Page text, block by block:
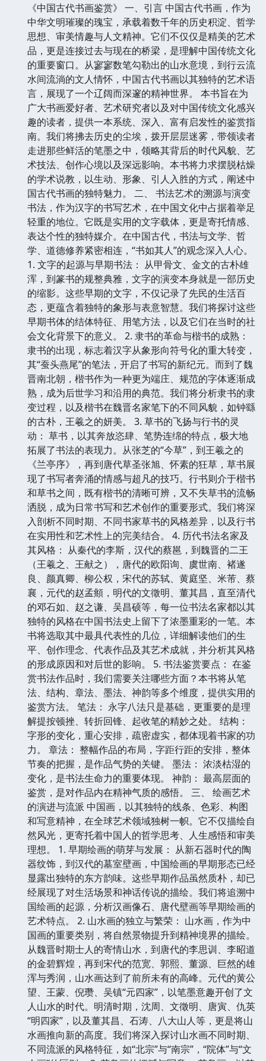
《中国古代书画鉴赏》 一、引言 中国古代书画，作为
中华文明璀璨的瑰宝，承载着数千年的历史积淀、哲学
思想、审美情趣与人文精神。它们不仅仅是精美的艺术
品，更是连接过去与现在的桥梁，是理解中国传统文化
的重要窗口。从寥寥数笔勾勒出的山水意境，到行云流
水间流淌的文人情怀，中国古代书画以其独特的艺术语
言，展现了一个辽阔而深邃的精神世界。 本书旨在为
广大书画爱好者、艺术研究者以及对中国传统文化感兴
趣的读者，提供一本系统、深入、富有启发性的鉴赏指
南。我们将拂去历史的尘埃，拨开层层迷雾，带领读者
走进那些鲜活的笔墨之中，领略其背后的时代风貌、艺
术技法、创作心境以及深远影响。本书将力求摆脱枯燥
的学术说教，以生动、形象、引人入胜的方式，阐述中
国古代书画的独特魅力。 二、 书法艺术的溯源与演变
书法，作为汉字的书写艺术，在中国文化中占据着举足
轻重的地位。它既是实用的文字载体，更是寄托情感、
表达个性的独特媒介。在中国古代，书法与文学、哲
学、道德修养紧密相连，“书如其人”的观念深入人心。
1. 文字的起源与早期书法： 从甲骨文、金文的古朴雄
浑，到篆书的规整典雅，文字的演变本身就是一部历史
的缩影。这些早期的文字，不仅记录了先民的生活百
态，更蕴含着独特的象形与表意智慧。我们将探讨这些
早期书体的结体特征、用笔方法，以及它们在当时的社
会文化背景下的意义。 2. 隶书的革命与楷书的成熟：
隶书的出现，标志着汉字从象形向符号化的重大转变，
其“蚕头燕尾”的笔法，开启了书写的新纪元。而到了魏
晋南北朝，楷书作为一种更为端庄、规范的字体逐渐成
熟，成为后世学习和沿用的典范。我们将分析隶书的隶
变过程，以及楷书在魏晋名家笔下的不同风貌，如钟繇
的古朴，王羲之的妍美。 3. 草书的飞扬与行书的灵
动： 草书，以其奔放恣肆、笔势连绵的特点，极大地
拓展了书法的表现力。从张芝的“今草”，到王羲之的
《兰亭序》，再到唐代草圣张旭、怀素的狂草，草书展
现了书写者奔涌的情感与超凡的技巧。行书则介于楷书
和草书之间，既有楷书的清晰可辨，又不失草书的流畅
洒脱，成为日常书写和艺术创作的重要形式。我们将深
入剖析不同时期、不同书家草书的风格差异，以及行书
在实用性和艺术性上的完美结合。 4. 历代书法名家及
其风格： 从秦代的李斯，汉代的蔡邕，到魏晋的二王
（王羲之、王献之），唐代的欧阳询、虞世南、褚遂
良、颜真卿、柳公权，宋代的苏轼、黄庭坚、米芾、蔡
襄，元代的赵孟頫，明代的文徵明、董其昌，直至清代
的邓石如、赵之谦、吴昌硕等，每一位书法名家都以其
独特的风格在中国书法史上留下了浓墨重彩的一笔。本
书将选取其中最具代表性的几位，详细解读他们的生
平、创作理念、代表作品及其艺术成就，并分析其风格
的形成原因和对后世的影响。 5. 书法鉴赏要点： 在鉴
赏书法作品时，我们需要关注哪些方面？本书将从笔
法、结构、章法、墨法、神韵等多个维度，提供实用的
鉴赏方法。 笔法： 永字八法只是基础，更重要的是理
解提按顿挫、转折回锋、起收笔的精妙之处。 结构：
字形的变化，重心安排，疏密虚实，都体现着书家的功
力。 章法： 整幅作品的布局，字距行距的安排，整体
节奏的把握，是作品气势的关键。 墨法： 浓淡枯湿的
变化，是书法生命力的重要体现。 神韵： 最高层面的
鉴赏，是对作品内在精神气质的感悟。 三、 绘画艺术
的演进与流派 中国画，以其独特的线条、色彩、构图
和写意精神，在全球艺术领域独树一帜。它不仅描绘自
然风光，更寄托着中国人的哲学思考、人生感悟和审美
理想。 1. 早期绘画的萌芽与发展： 从新石器时代的陶
器纹饰，到汉代的墓室壁画，中国绘画的早期形态已经
显露出独特的东方韵味。这些早期作品虽然质朴，却已
经展现了对生活场景和神话传说的描绘。我们将追溯中
国绘画的起源，分析汉画像石、唐代壁画等早期绘画的
艺术特点。 2. 山水画的独立与繁荣： 山水画，作为中
国画的重要类别，将自然景物提升到精神境界的描绘。
从魏晋时期士人的寄情山水，到唐代的李思训、李昭道
的金碧辉煌，再到宋代的范宽、郭熙、董源、巨然的雄
浑与秀润，山水画达到了前所未有的高峰。元代的黄公
望、王蒙、倪瓒、吴镇“元四家”，以笔墨意趣开创了文
人山水的时代。明清时期，沈周、文徵明、唐寅、仇英
“明四家”，以及董其昌、石涛、八大山人等，更是将山
水画推向新的高度。我们将深入探讨山水画不同时期、
不同流派的风格特征，如“北宗”与“南宗”，“院体”与“文